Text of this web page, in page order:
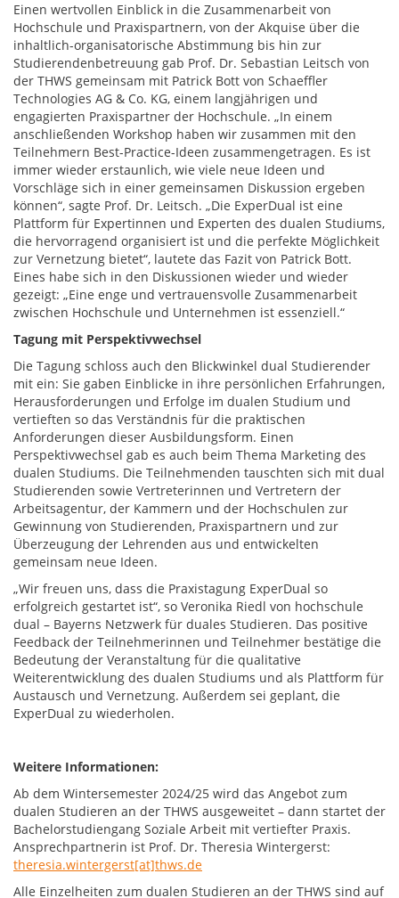
Einen wertvollen Einblick in die Zusammenarbeit von
Hochschule und Praxispartnern, von der Akquise über die
inhaltlich-organisatorische Abstimmung bis hin zur
Studierendenbetreuung gab Prof. Dr. Sebastian Leitsch von
der THWS gemeinsam mit Patrick Bott von Schaeffler
Technologies AG & Co. KG, einem langjährigen und
engagierten Praxispartner der Hochschule. „In einem
anschließenden Workshop haben wir zusammen mit den
Teilnehmern Best-Practice-Ideen zusammengetragen. Es ist
immer wieder erstaunlich, wie viele neue Ideen und
Vorschläge sich in einer gemeinsamen Diskussion ergeben
können“, sagte Prof. Dr. Leitsch. „Die ExperDual ist eine
Plattform für Expertinnen und Experten des dualen Studiums,
die hervorragend organisiert ist und die perfekte Möglichkeit
zur Vernetzung bietet“, lautete das Fazit von Patrick Bott.
Eines habe sich in den Diskussionen wieder und wieder
gezeigt: „Eine enge und vertrauensvolle Zusammenarbeit
zwischen Hochschule und Unternehmen ist essenziell.“
Tagung mit Perspektivwechsel
Die Tagung schloss auch den Blickwinkel dual Studierender
mit ein: Sie gaben Einblicke in ihre persönlichen Erfahrungen,
Herausforderungen und Erfolge im dualen Studium und
vertieften so das Verständnis für die praktischen
Anforderungen dieser Ausbildungsform. Einen
Perspektivwechsel gab es auch beim Thema Marketing des
dualen Studiums. Die Teilnehmenden tauschten sich mit dual
Studierenden sowie Vertreterinnen und Vertretern der
Arbeitsagentur, der Kammern und der Hochschulen zur
Gewinnung von Studierenden, Praxispartnern und zur
Überzeugung der Lehrenden aus und entwickelten
gemeinsam neue Ideen.
„Wir freuen uns, dass die Praxistagung ExperDual so
erfolgreich gestartet ist“, so Veronika Riedl von hochschule
dual – Bayerns Netzwerk für duales Studieren. Das positive
Feedback der Teilnehmerinnen und Teilnehmer bestätige die
Bedeutung der Veranstaltung für die qualitative
Weiterentwicklung des dualen Studiums und als Plattform für
Austausch und Vernetzung. Außerdem sei geplant, die
ExperDual zu wiederholen.
Weitere Informationen:
Ab dem Wintersemester 2024/25 wird das Angebot zum
dualen Studieren an der THWS ausgeweitet – dann startet der
Bachelorstudiengang Soziale Arbeit mit vertiefter Praxis.
Ansprechpartnerin ist Prof. Dr. Theresia Wintergerst:
theresia.wintergerst[at]thws.de
Alle Einzelheiten zum dualen Studieren an der THWS sind auf